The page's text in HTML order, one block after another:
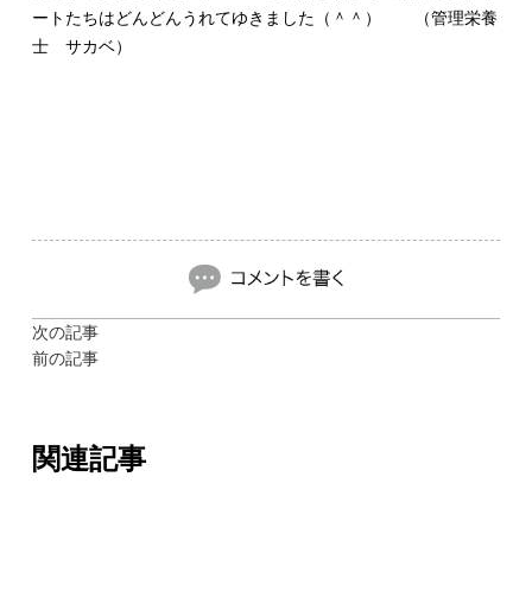
ートたちはどんどんうれてゆきました（＾＾） （管理栄養
士 サカベ）
次の記事
前の記事
関連記事